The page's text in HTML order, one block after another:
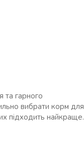
та гарного
вибрати корм для
підходить найкраще.